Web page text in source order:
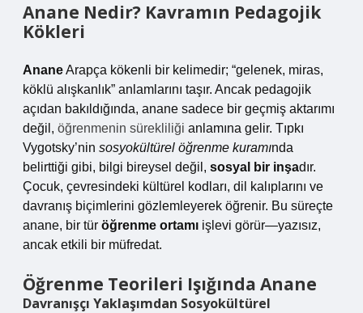
Anane Nedir? Kavramın Pedagojik
Kökleri
AnaneArapça kökenli bir kelimedir; “gelenek, miras,
köklü alışkanlık” anlamlarını taşır. Ancak pedagojik
açıdan bakıldığında, anane sadece bir geçmiş aktarımı
değil, öğrenmenin sürekliliği anlamına gelir. Tıpkı
Vygotsky’nin sosyokültürel öğrenme kuramında
belirttiği gibi, bilgi bireysel değil, sosyal bir inşadır.
Çocuk, çevresindeki kültürel kodları, dil kalıplarını ve
davranış biçimlerini gözlemleyerek öğrenir. Bu süreçte
anane, bir tür öğrenme ortamı işlevi görür—yazısız,
ancak etkili bir müfredat.
Öğrenme Teorileri Işığında Anane
Davranışçı Yaklaşımdan Sosyokültürel